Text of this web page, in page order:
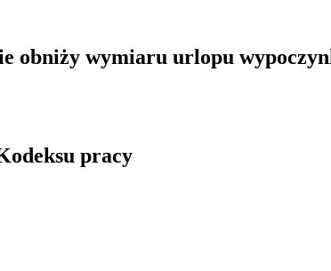
obniży wymiaru urlopu
pracy